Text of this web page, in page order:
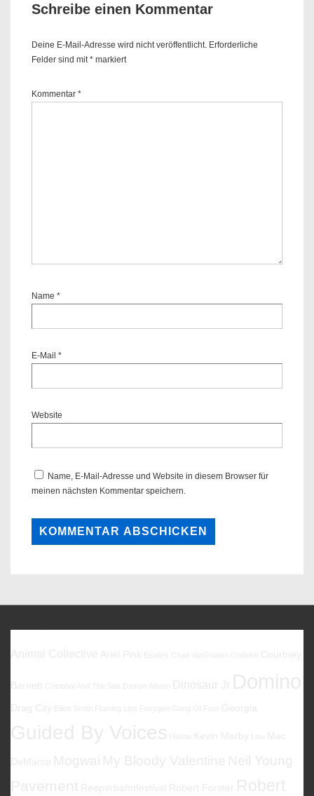
Schreibe einen Kommentar
Deine E-Mail-Adresse wird nicht veröffentlicht. Erforderliche
Felder sind mit * markiert
Kommentar *
Name *
E-Mail *
Website
Name, E-Mail-Adresse und Website in diesem Browser für
meinen nächsten Kommentar speichern.